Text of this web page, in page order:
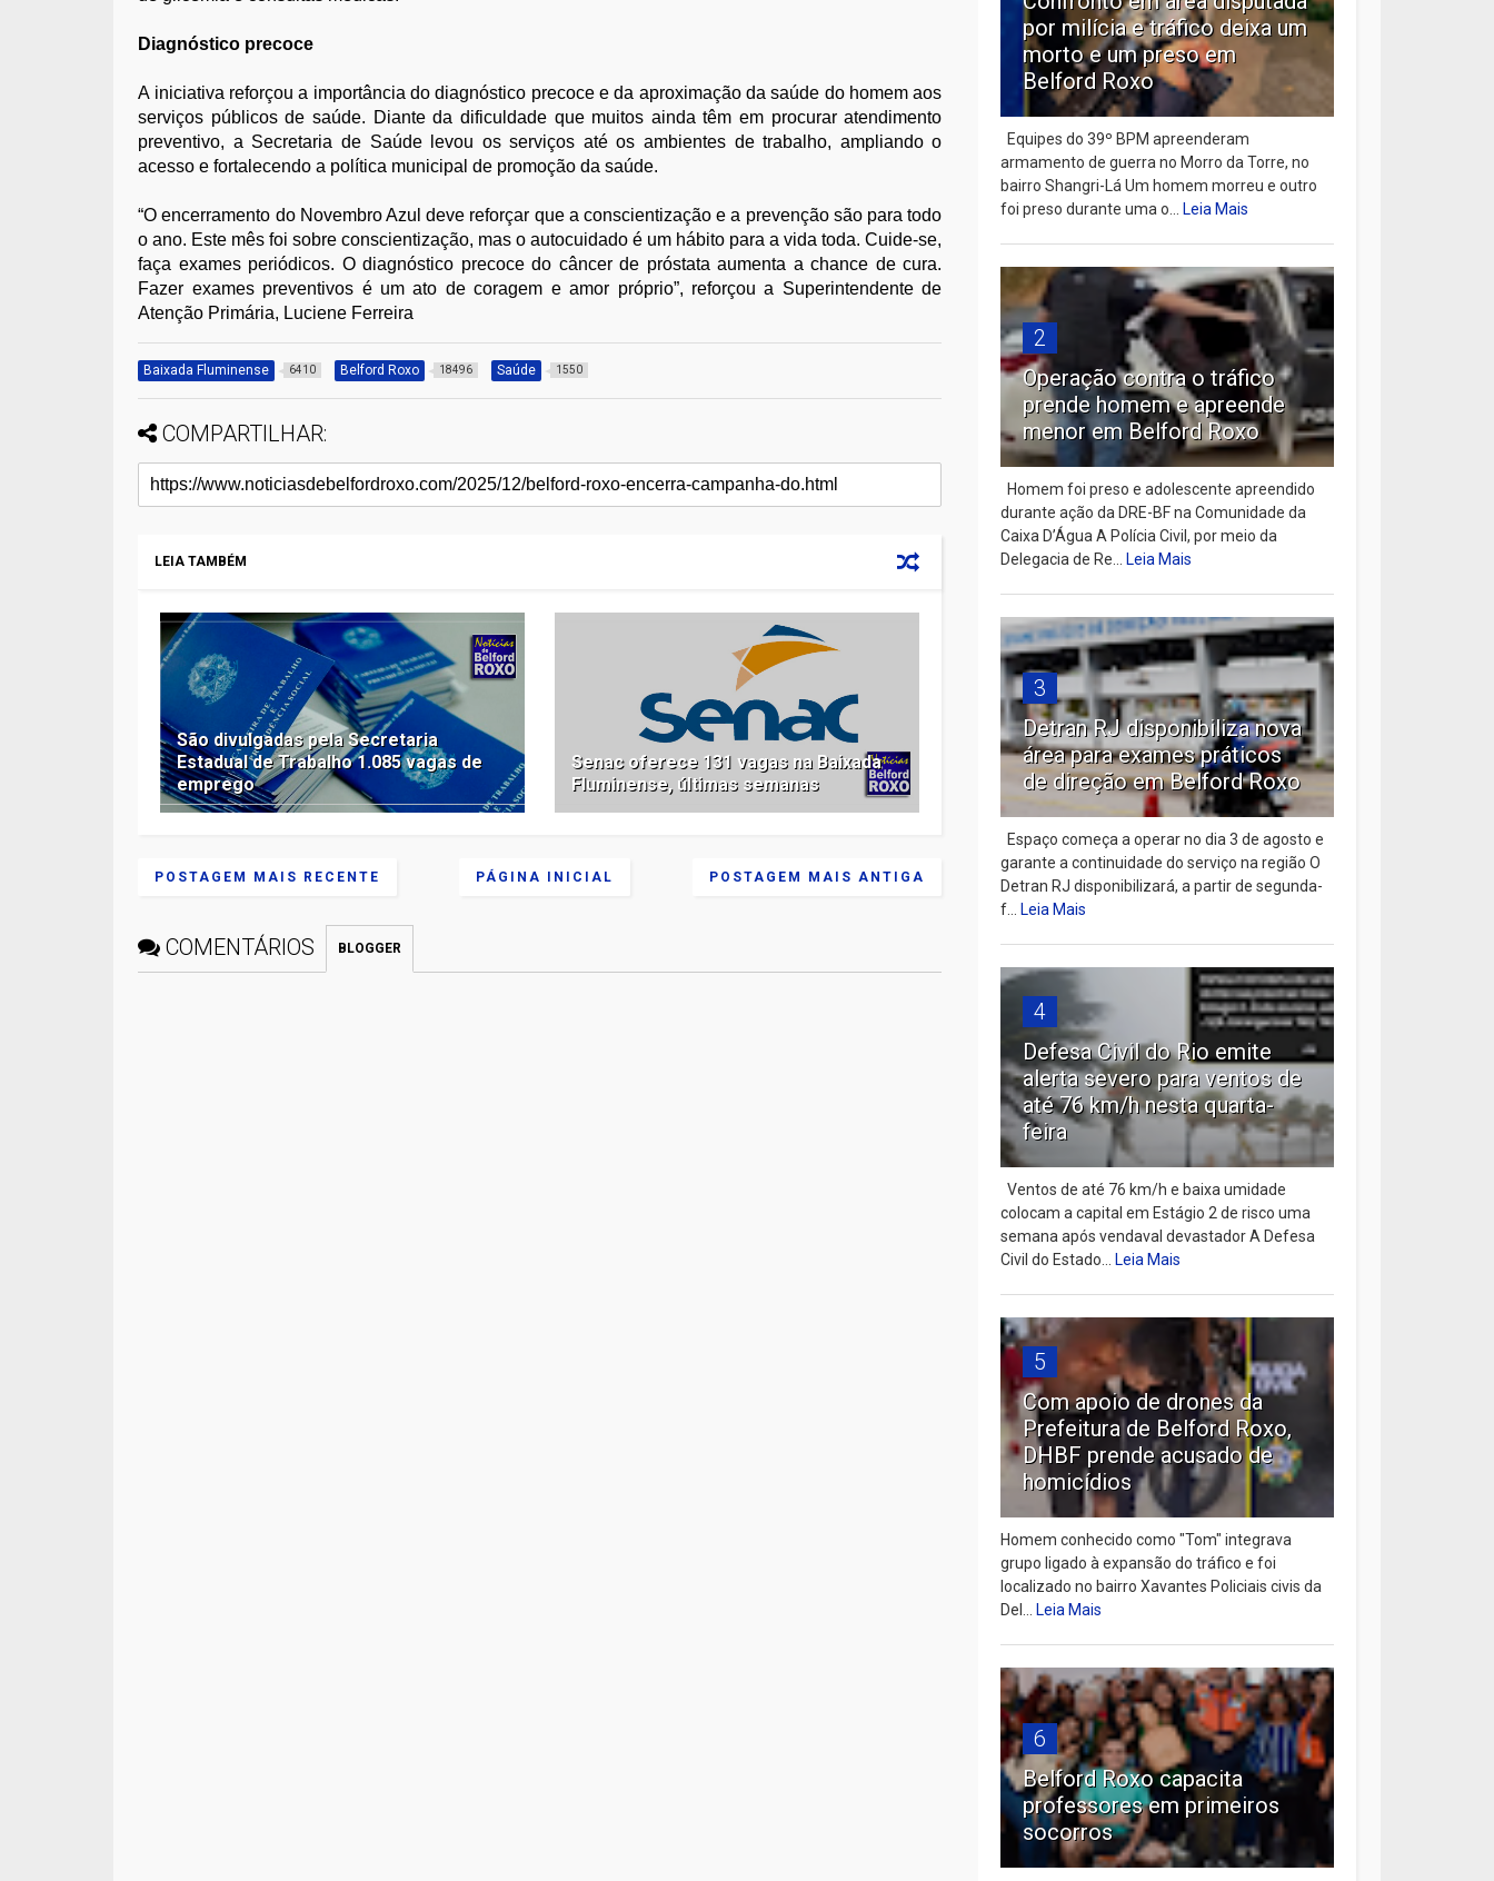
Diagnóstico precoce
A iniciativa reforçou a importância do diagnóstico precoce e da aproximação da saúde do homem aos
serviços públicos de saúde. Diante da dificuldade que muitos ainda têm em procurar atendimento
preventivo, a Secretaria de Saúde levou os serviços até os ambientes de trabalho, ampliando o
acesso e fortalecendo a política municipal de promoção da saúde.
“O encerramento do Novembro Azul deve reforçar que a conscientização e a prevenção são para todo
o ano. Este mês foi sobre conscientização, mas o autocuidado é um hábito para a vida toda. Cuide-se,
faça exames periódicos. O diagnóstico precoce do câncer de próstata aumenta a chance de cura.
Fazer exames preventivos é um ato de coragem e amor próprio”, reforçou a Superintendente de
Atenção Primária, Luciene Ferreira
Baixada Fluminense 6410 Belford Roxo 18496 Saúde 1550
COMPARTILHAR:
LEIA TAMBÉM
São divulgadas pela Secretaria
Estadual de Trabalho 1.085 vagas de
emprego
Senac oferece 131 vagas na Baixada
Fluminense, últimas semanas
POSTAGEM MAIS RECENTE POSTAGEM MAIS ANTIGA
PÁGINA INICIAL
COMENTÁRIOS BLOGGER
por milícia e tráfico deixa um
morto e um preso em
Belford Roxo
Equipes do 39º BPM apreenderam
armamento de guerra no Morro da Torre, no
bairro Shangri-Lá Um homem morreu e outro
foi preso durante uma o...Leia Mais
2
Operação contra o tráfico
prende homem e apreende
menor em Belford Roxo
Homem foi preso e adolescente apreendido
durante ação da DRE-BF na Comunidade da
Caixa D’Água A Polícia Civil, por meio da
Delegacia de Re...Leia Mais
3
Detran RJ disponibiliza nova
área para exames práticos
de direção em Belford Roxo
Espaço começa a operar no dia 3 de agosto e
garante a continuidade do serviço na região O
Detran RJ disponibilizará, a partir de segunda-
f...Leia Mais
4
Defesa Civil do Rio emite
alerta severo para ventos de
até 76 km/h nesta quarta-
feira
Ventos de até 76 km/h e baixa umidade
colocam a capital em Estágio 2 de risco uma
semana após vendaval devastador A Defesa
Civil do Estado...Leia Mais
5
Com apoio de drones da
Prefeitura de Belford Roxo,
DHBF prende acusado de
homicídios
Homem conhecido como "Tom" integrava
grupo ligado à expansão do tráfico e foi
localizado no bairro Xavantes Policiais civis da
Del...Leia Mais
6
Belford Roxo capacita
professores em primeiros
socorros